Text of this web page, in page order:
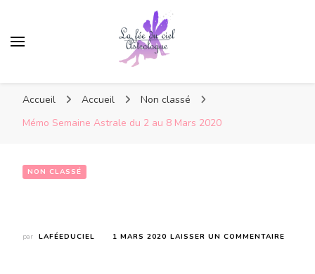
Accueil Accueil
Non classé
Mémo Semaine Astrale du 2 au 8 Mars 2020
NON CLASSÉ
par LAFÉEDUCIEL 1 MARS 2020 LAISSER UN COMMENTAIRE